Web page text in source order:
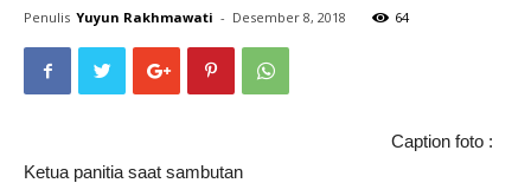
Penulis Yuyun Rakhmawati - Desember 8, 2018 64
Caption foto :
Ketua panitia saat sambutan